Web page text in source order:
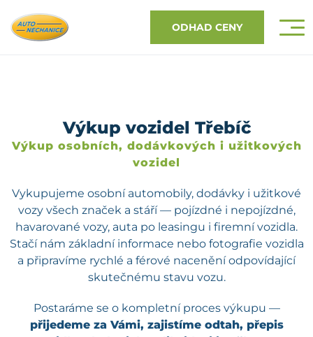
ODHAD CENY
Výkup vozidel Třebíč
Výkup osobních, dodávkových i užitkových
vozidel
Vykupujeme osobní automobily, dodávky i užitkové
vozy všech značek a stáří — pojízdné i nepojízdné,
havarované vozy, auta po leasingu i firemní vozidla.
Stačí nám základní informace nebo fotografie vozidla
a připravíme rychlé a férové nacenění odpovídající
skutečnému stavu vozu.
Postaráme se o kompletní proces výkupu —
přijedeme za Vámi, zajistíme odtah, přepis